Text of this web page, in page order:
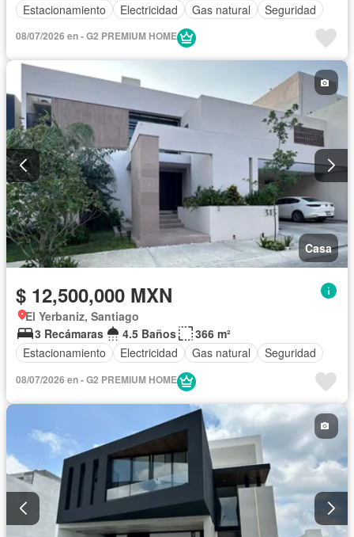
Estacionamiento
Electricidad Gas natural Seguridad
08/07/2026 en - G2 PREMIUM HOME
Casa
$ 12,500,000 MXN
El Yerbaniz, Santiago
3 Recámaras
4.5 Baños
366 m²
Estacionamiento
Electricidad Gas natural Seguridad
08/07/2026 en - G2 PREMIUM HOME